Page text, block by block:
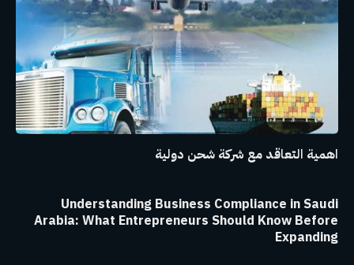
اهمية التعاقد مع شركة شحن دولية
Understanding Business Compliance in Saudi
Arabia: What Entrepreneurs Should Know Before
Expanding